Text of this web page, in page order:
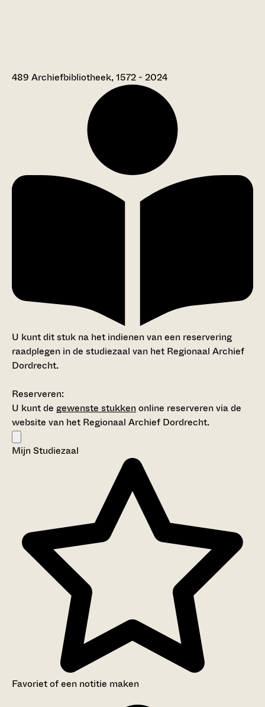
489 Archiefbibliotheek, 1572 - 2024
U kunt dit stuk na het indienen van een reservering
raadplegen in de studiezaal van het Regionaal Archief
Dordrecht.
Reserveren:
U kunt de gewenste stukkenonline reserveren via de
website van het Regionaal Archief Dordrecht.
Mijn Studiezaal
Favoriet of een notitie maken